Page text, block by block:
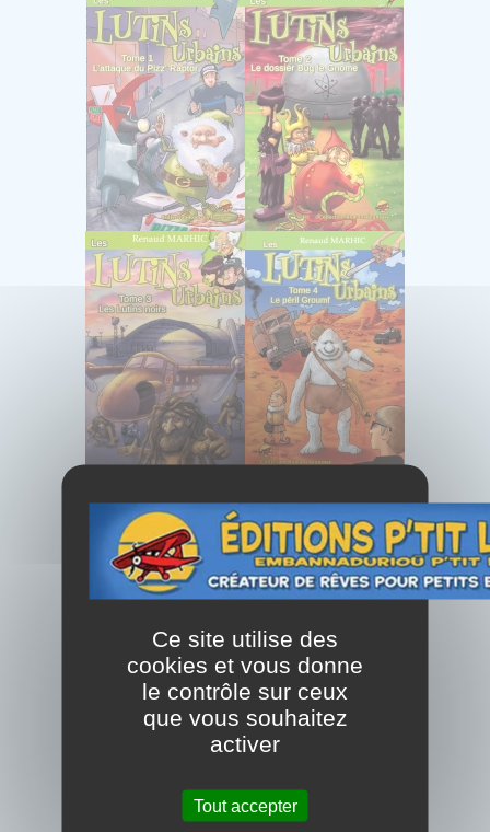
Ce site utilise des
cookies et vous donne
le contrôle sur ceux
que vous souhaitez
activer
Tout accepter